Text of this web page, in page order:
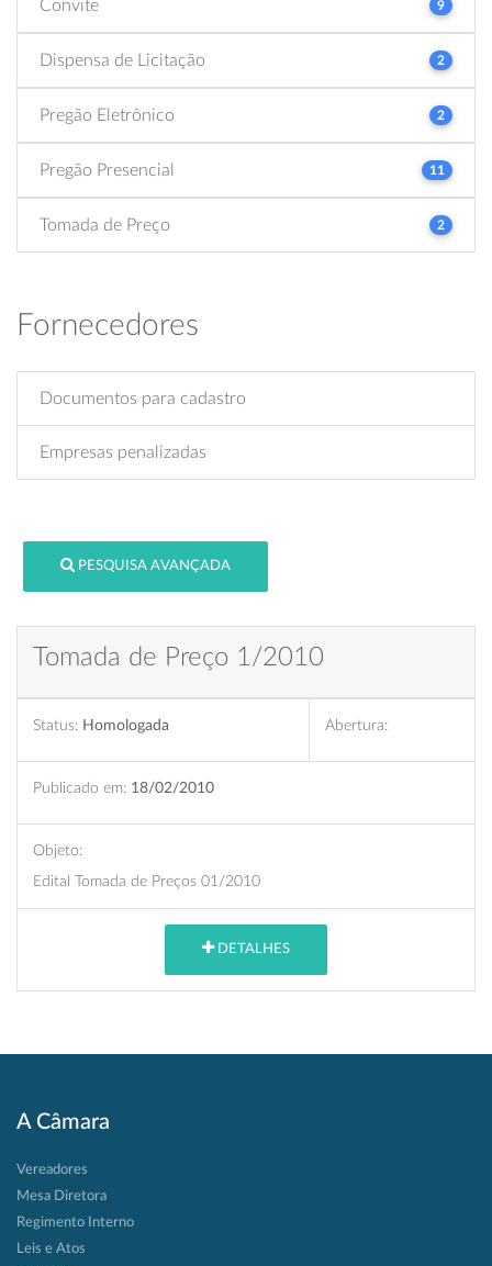
Convite 9
Dispensa de Licitação 2
Pregão Eletrônico 2
Pregão Presencial 11
Tomada de Preço 2
Fornecedores
Documentos para cadastro
Empresas penalizadas
PESQUISA AVANÇADA
Tomada de Preço 1/2010
Status: Homologada Abertura:
Publicado em: 18/02/2010
Objeto:
Edital Tomada de Preços 01/2010
DETALHES
A Câmara
Vereadores
Mesa Diretora
Regimento Interno
Leis e Atos